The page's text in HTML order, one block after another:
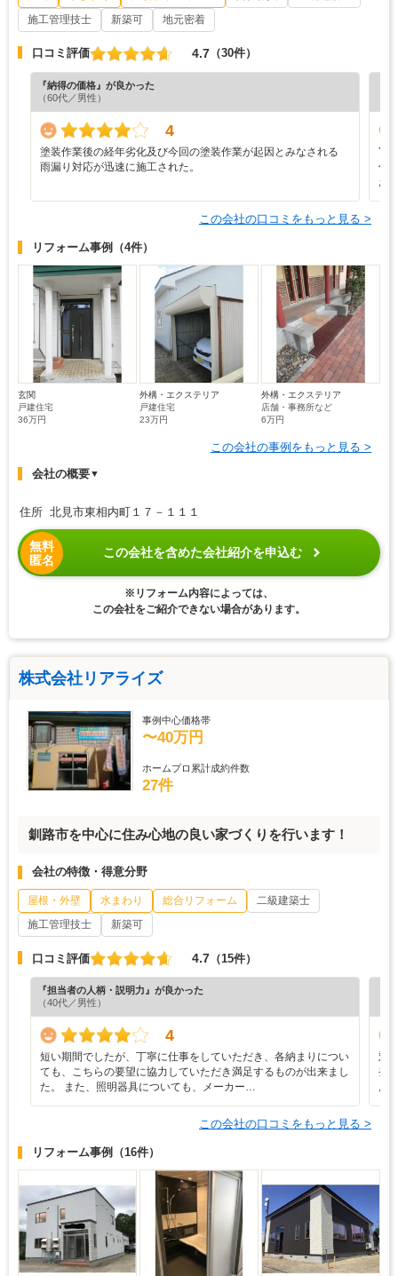
施工管理技士
新築可 地元密着
口コミ評価 4.7 （30件）
『納得の価格』が良かった
（60代／男性）
4
塗装作業後の経年劣化及び今回の塗装作業が起因とみなされる
雨漏り対応が迅速に施工された。
Y
仕
お
この会社の口コミをもっと見る >
リフォーム事例 （4件）
玄関
戸建住宅
36万円
外構・エクステリア
戸建住宅
23万円
外構・エクステリア
店舗・事務所など
6万円
この会社の事例をもっと見る >
会社の概要▼
住所 北見市東相内町１７－１１１
無料
匿名
この会社を含めた会社紹介を申込む
※リフォーム内容によっては、
この会社をご紹介できない場合があります。
株式会社リアライズ
事例中心価格帯
〜40万円
ホームプロ累計成約件数
27件
釧路市を中心に住み心地の良い家づくりを行います！
会社の特徴・得意分野
屋根・外壁 水まわり 総合リフォーム
二級建築士
施工管理技士
新築可
口コミ評価 4.7 （15件）
『担当者の人柄・説明力』が良かった
（40代／男性）
4
短い期間でしたが、丁寧に仕事をしていただき、各納まりについ
ても、こちらの要望に協力していただき満足するものが出来まし
た。 また、照明器具についても、メーカー…
対
発
ん
この会社の口コミをもっと見る >
リフォーム事例 （16件）